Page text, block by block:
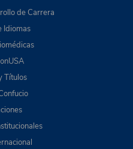
de Carrera
Idiomas
Títulos